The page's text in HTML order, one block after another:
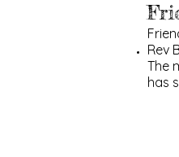
Rev
The
has